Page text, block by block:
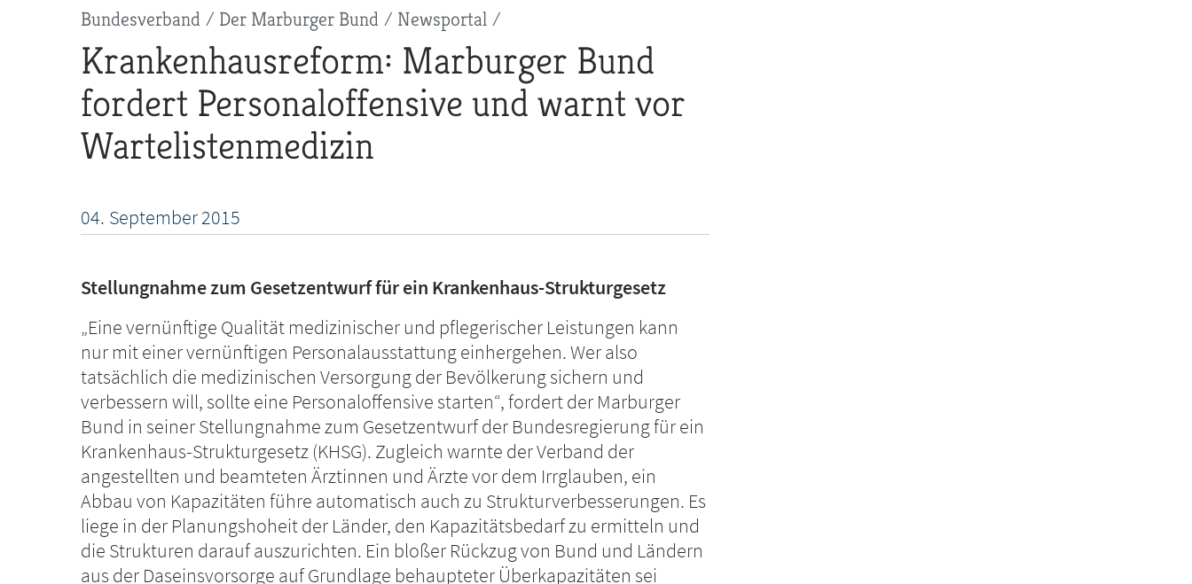
Pfadnavigation
Bundesverband Der Marburger Bund Newsportal
Krankenhausreform: Marburger Bund
fordert Personaloffensive und warnt vor
Wartelistenmedizin
04. September2015
Stellungnahme zum Gesetzentwurf für ein Krankenhaus-Strukturgesetz
„Eine vernünftige Qualität medizinischer und pflegerischer Leistungen kann
nur mit einer vernünftigen Personalausstattung einhergehen. Wer also
tatsächlich die medizinischen Versorgung der Bevölkerung sichern und
verbessern will, sollte eine Personaloffensive starten“, fordert der Marburger
Bund in seiner Stellungnahme zum Gesetzentwurf der Bundesregierung für ein
Krankenhaus-Strukturgesetz (KHSG). Zugleich warnte der Verband der
angestellten und beamteten Ärztinnen und Ärzte vor dem Irrglauben, ein
Abbau von Kapazitäten führe automatisch auch zu Strukturverbesserungen. Es
liege in der Planungshoheit der Länder, den Kapazitätsbedarf zu ermitteln und
die Strukturen darauf auszurichten. Ein bloßer Rückzug von Bund und Ländern
aus der Daseinsvorsorge auf Grundlage behaupteter Überkapazitäten sei